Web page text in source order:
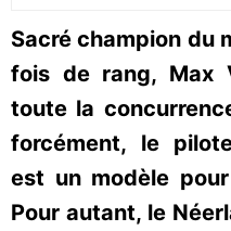
Sacré champion du
fois de rang, Max
toute la
forcément, le
est un modèle
Pour autant, le